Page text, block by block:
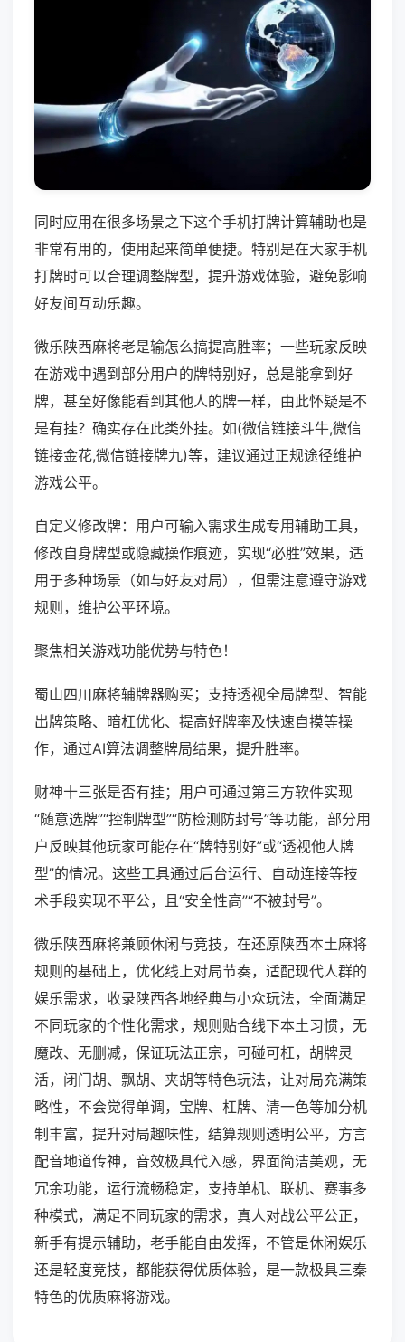
同时应用在很多场景之下这个手机打牌计算辅助也是
非常有用的，使用起来简单便捷。特别是在大家手机
打牌时可以合理调整牌型，提升游戏体验，避免影响
好友间互动乐趣。
微乐陕西麻将老是输怎么搞提高胜率；一些玩家反映
在游戏中遇到部分用户的牌特别好，总是能拿到好
牌，甚至好像能看到其他人的牌一样，由此怀疑是不
是有挂？确实存在此类外挂。如(微信链接斗牛,微信
链接金花,微信链接牌九)等，建议通过正规途径维护
游戏公平。
自定义修改牌：用户可输入需求生成专用辅助工具，
修改自身牌型或隐藏操作痕迹，实现“必胜”效果，适
用于多种场景（如与好友对局），但需注意遵守游戏
规则，维护公平环境。
聚焦相关游戏功能优势与特色！
蜀山四川麻将辅牌器购买；支持透视全局牌型、智能
出牌策略、暗杠优化、提高好牌率及快速自摸等操
作，通过AI算法调整牌局结果，提升胜率。
财神十三张是否有挂；用户可通过第三方软件实现
“随意选牌”“控制牌型”“防检测防封号”等功能，部分用
户反映其他玩家可能存在“牌特别好”或“透视他人牌
型”的情况。这些工具通过后台运行、自动连接等技
术手段实现不平公，且“安全性高”“不被封号”。
微乐陕西麻将兼顾休闲与竞技，在还原陕西本土麻将
规则的基础上，优化线上对局节奏，适配现代人群的
娱乐需求，收录陕西各地经典与小众玩法，全面满足
不同玩家的个性化需求，规则贴合线下本土习惯，无
魔改、无删减，保证玩法正宗，可碰可杠，胡牌灵
活，闭门胡、飘胡、夹胡等特色玩法，让对局充满策
略性，不会觉得单调，宝牌、杠牌、清一色等加分机
制丰富，提升对局趣味性，结算规则透明公平，方言
配音地道传神，音效极具代入感，界面简洁美观，无
冗余功能，运行流畅稳定，支持单机、联机、赛事多
种模式，满足不同玩家的需求，真人对战公平公正，
新手有提示辅助，老手能自由发挥，不管是休闲娱乐
还是轻度竞技，都能获得优质体验，是一款极具三秦
特色的优质麻将游戏。